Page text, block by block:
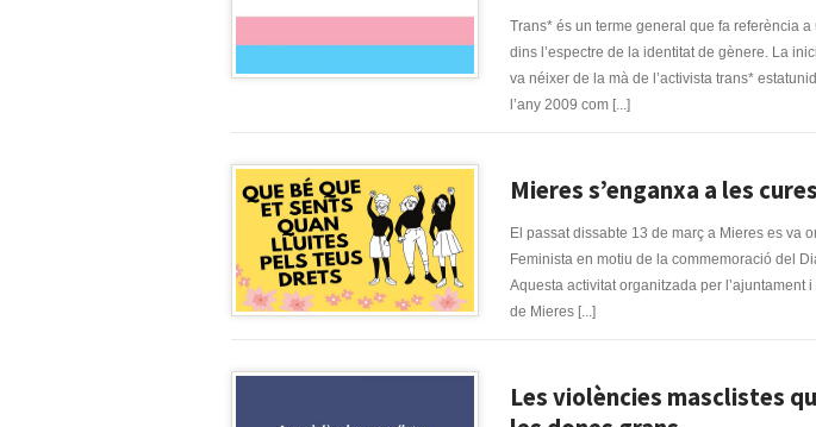
Trans* és un terme general que fa referència a
dins l’espectre de la identitat de gènere. La
va néixer de la mà de l’activista trans*
l’any 2009 com [...]
Mieres s’enganxa a les cures
El passat dissabte 13 de març a Mieres es va
Feminista en motiu de la commemoració del
Aquesta activitat organitzada per l’ajuntament
de Mieres [...]
Les violències masclistes